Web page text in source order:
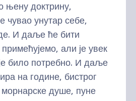
њену доктрину,
чувао унутар себе,
И даље ће бити
али је увек
било потребно. И даље
на године, бистрог
душе, пуне